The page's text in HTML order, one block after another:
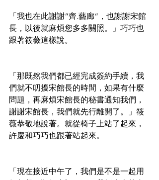
「我也在此謝謝“齊.藝廊“，也謝謝宋館
長，以後就麻煩您多多關照。」巧巧也
跟著筱薇這樣說。
「那既然我們都已經完成簽約手續，我
們就不叨擾宋館長的時間，如果有什麼
問題，再麻煩宋館長的秘書通知我們，
謝謝宋館長，我們就先行離開了。」筱
薇恭敬地說著。就從椅子上站了起來，
許慶和巧巧也跟著站起來。
「現在接近中午了，我們是不是一起用